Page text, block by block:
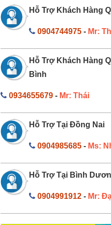
Hỗ Trợ Khách Hàng
0904744975 - Mr:
Hỗ Trợ Khách Hàng
Bình
0934655679- Mr: Thái
Hỗ Trợ Tại Đồng Nai
0904985685 - Ms:
Hỗ Trợ Tại Bình
0904991912 - Mr: